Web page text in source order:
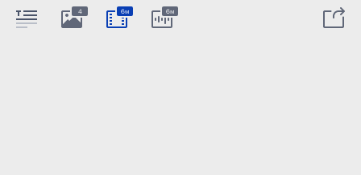
4 6м 6м